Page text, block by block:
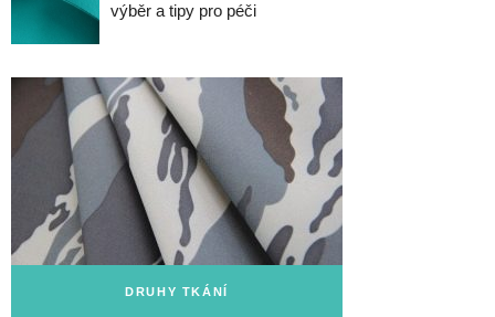
výběr a tipy pro péči
DRUHY TKÁNÍ